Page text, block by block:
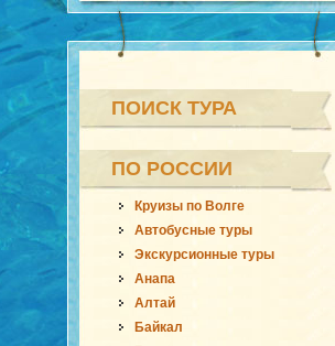
ПОИСК ТУРА
ПО РОССИИ
Круизы по Волге
Автобусные туры
Экскурсионные туры
Анапа
Алтай
Байкал